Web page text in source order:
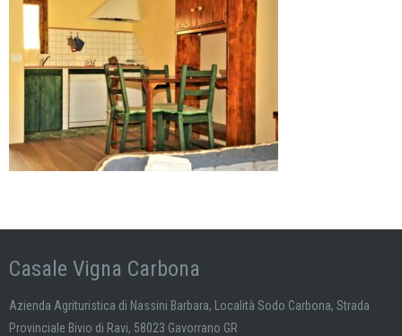
Casale Vigna Carbona
Azienda Agrituristica di Nassini Barbara, Località Sodo Carbona, Strada
Provinciale Bivio di Ravi, 58023 Gavorrano GR